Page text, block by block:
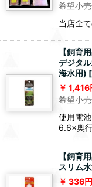
希望小
当店全
【飼育
デジタ
海水用) [
1,416
希望小
使用電
6.6×奥
【飼育
スリム
336円